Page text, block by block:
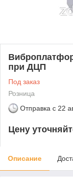
при ДЦП
Под заказ
Розница
Отправка с 22
Цену
Описание